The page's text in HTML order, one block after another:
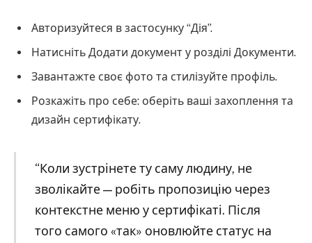
Авторизуйтеся в застосунку “Дія”.
Натисніть Додати документ у розділі Документи.
Завантажте своє фото та стилізуйте профіль.
Розкажіть про себе: оберіть ваші захоплення та
дизайн сертифікату.
“Коли зустрінете ту саму людину, не
зволікайте — робіть пропозицію через
контекстне меню у сертифікаті. Після
того самого «так» оновлюйте статус на